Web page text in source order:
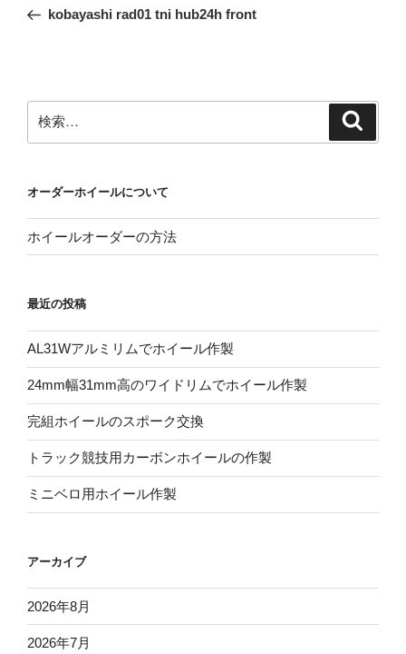
ナ
ー
シ
の
kobayashi rad01 tni hub24h front
索:
オーダーホイールについて
ホイールオーダーの方法
最近の投稿
AL31Wアルミリムでホイール作製
24mm幅31mm高のワイドリムでホイール作製
完組ホイールのスポーク交換
トラック競技用カーボンホイールの作製
ミニベロ用ホイール作製
アーカイブ
2026年8月
2026年7月